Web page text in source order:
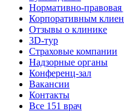
Нормативно-правовая
Корпоративным
Отзывы о клинике
3D-тур
Страховые компании
Надзорные органы
Конференц-зал
Вакансии
Контакты
Все 151 врач